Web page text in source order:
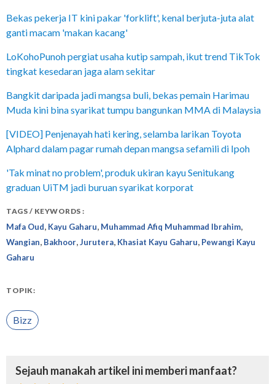
Bekas pekerja IT kini pakar 'forklift', kenal berjuta-juta alat
ganti macam 'makan kacang'
LoKohoPunoh pergiat usaha kutip sampah, ikut trend TikTok
tingkat kesedaran jaga alam sekitar
Bangkit daripada jadi mangsa buli, bekas pemain Harimau
Muda kini bina syarikat tumpu bangunkan MMA di Malaysia
[VIDEO] Penjenayah hati kering, selamba larikan Toyota
Alphard dalam pagar rumah depan mangsa sefamili di Ipoh
'Tak minat no problem', produk ukiran kayu Senitukang
graduan UiTM jadi buruan syarikat korporat
TAGS / KEYWORDS :
Mafa Oud, Kayu Gaharu, Muhammad Afiq Muhammad Ibrahim,
Wangian, Bakhoor,Jurutera, Khasiat Kayu Gaharu, Pewangi Kayu
Gaharu
TOPIK:
Bizz
Sejauh manakah artikel ini memberi manfaat?